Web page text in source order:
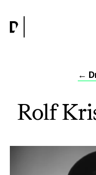
←
Rolf